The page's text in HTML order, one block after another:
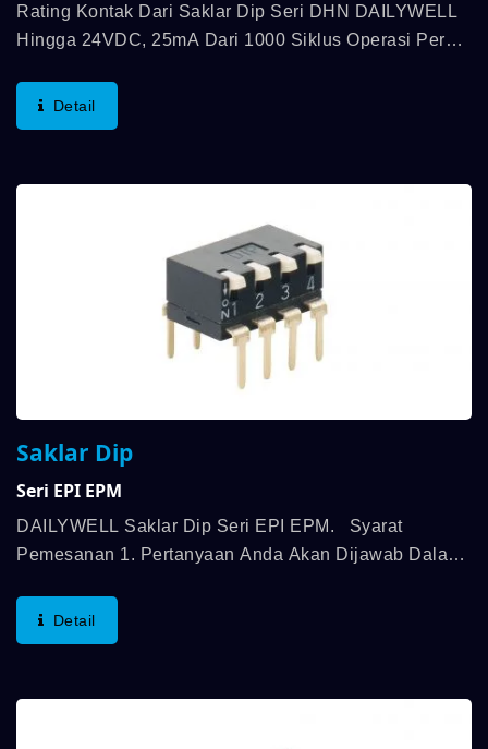
Rating Kontak Dari Saklar Dip Seri DHN DAILYWELL
Hingga 24VDC, 25mA Dari 1000 Siklus Operasi Per
Detail
Saklar Dip
Seri EPI EPM
DAILYWELL Saklar Dip Seri EPI EPM. Syarat
Pemesanan 1. Pertanyaan Anda Akan Dijawab Dalam
(transaksi Pertama) 3. Syarat Perdagangan: FOB
HK/TW 4. Jumlah...
Detail